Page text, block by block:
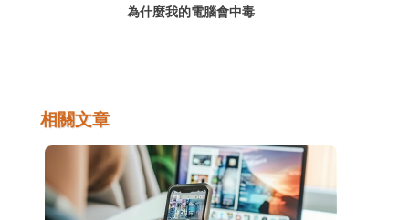
為什麼我的電腦會中毒
相關文章